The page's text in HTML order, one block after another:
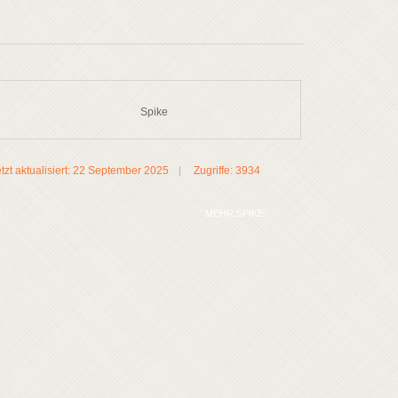
Spike
aktualisiert: 22 September 2025 Zugriffe: 3934
MEHR:SPIKE